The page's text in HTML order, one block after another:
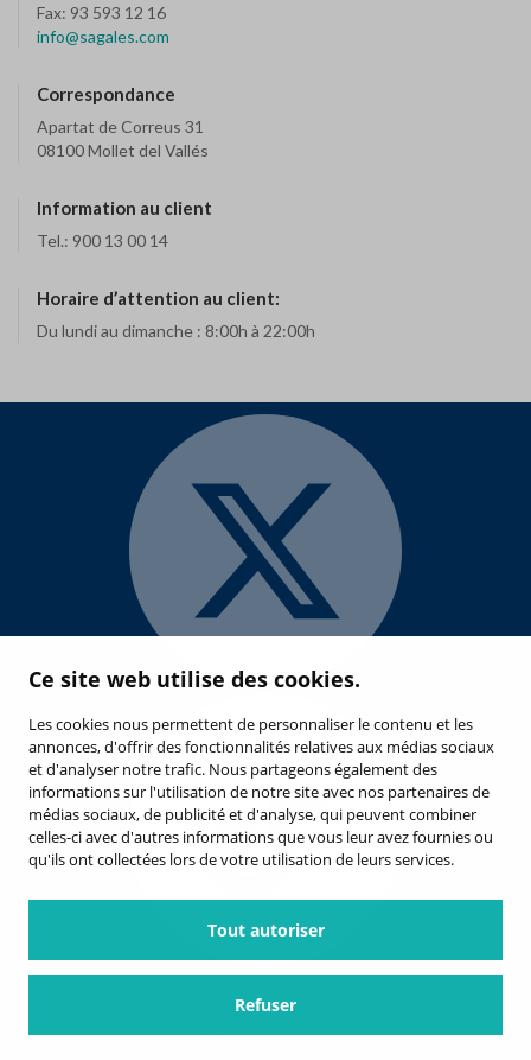
Ce site web utilise des cookies.
Les cookies nous permettent de personnaliser le contenu et les
annonces, d'offrir des fonctionnalités relatives aux médias sociaux
et d'analyser notre trafic. Nous partageons également des
informations sur l'utilisation de notre site avec nos partenaires de
médias sociaux, de publicité et d'analyse, qui peuvent combiner
celles-ci avec d'autres informations que vous leur avez fournies ou
qu'ils ont collectées lors de votre utilisation de leurs services.
Tout autoriser
Refuser
Fax: 93 593 12 16
info@sagales.com
Correspondance
Apartat de Correus 31
08100 Mollet del Vallés
Information au client
Tel.: 900 13 00 14
Horaire d’attention au client:
Du lundi au dimanche : 8:00h à 22:00h
Conditions générales et politique de confidentialité